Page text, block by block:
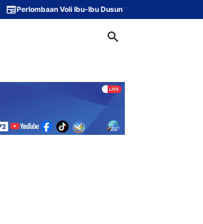
Voli Ibu-Ibu Dusun 1 Meriahkan Peringatan HUT ke-81